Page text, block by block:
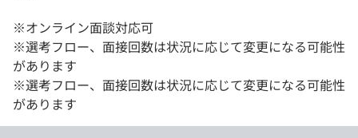
※オンライン面談対応可
※選考フロー、面接回数は状況に応じて変更になる可能性
があります
※選考フロー、面接回数は状況に応じて変更になる可能性
があります